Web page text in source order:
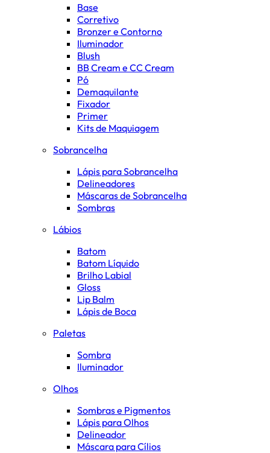
Base
Corretivo
Bronzer e Contorno
Iluminador
Blush
BB Cream e CC Cream
Pó
Demaquilante
Fixador
Primer
Kits de Maquiagem
Sobrancelha
Lápis para Sobrancelha
Delineadores
Máscaras de Sobrancelha
Sombras
Lábios
Batom
Batom Líquido
Brilho Labial
Gloss
Lip Balm
Lápis de Boca
Paletas
Sombra
Iluminador
Olhos
Sombras e Pigmentos
Lápis para Olhos
Delineador
Máscara para Cílios